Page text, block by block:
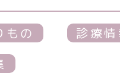
もの
診療